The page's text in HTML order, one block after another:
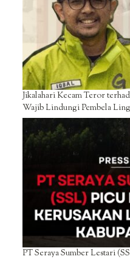
Jikalahari Kecam Teror
Wajib Lindungi Pembela
PT Seraya Sumber Lestari